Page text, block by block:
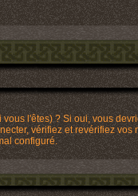
l'êtes) ? Si oui, vous
vérifiez et revérifiez vos
configuré.